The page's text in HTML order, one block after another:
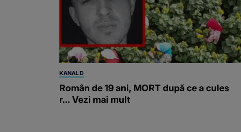
KANAL D
Român de 19 ani, MORT după ce a cules
r... Vezi mai mult